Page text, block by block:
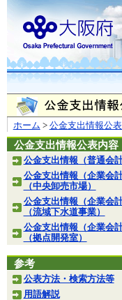
ホーム > 公金支出情報公
公金支出情報公表内容
公金支出情報（普通会計
公金支出情報（企業会計
（中央卸売市場）
公金支出情報（企業会計
（流域下水道事業）
公金支出情報（企業会計
（拠点開発室）
参考
公表方法・検索方法等
用語解説